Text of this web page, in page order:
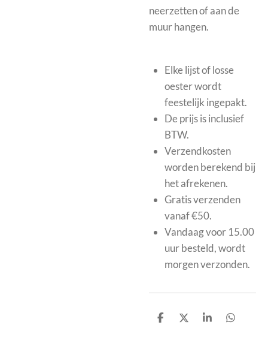
neerzetten of aan de
muur hangen.
Elke lijst of losse
oester wordt
feestelijk ingepakt.
De prijs is inclusief
BTW.
Verzendkosten
worden berekend bij
het afrekenen.
Gratis verzenden
vanaf €50.
Vandaag voor 15.00
uur besteld, wordt
morgen verzonden.
D
D
S
D